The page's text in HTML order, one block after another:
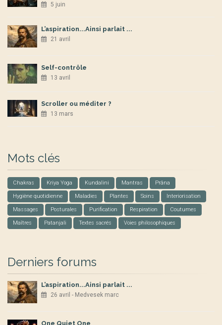
5 juin
L’aspiration...Ainsi parlait ...
21 avril
Self-contrôle
13 avril
Scroller ou méditer ?
13 mars
Mots clés
Chakras Kriya Yoga Kundalini Mantras Prâna
Hygiène quotidienne Maladies Plantes Soins Interiorisation
Massages Posturales Purification Respiration Coutumes
Maîtres Patanjali Textes sacrés Voies philosophiques
Derniers forums
L’aspiration...Ainsi parlait ...
26 avril - Medvesek marc
One Quiet One